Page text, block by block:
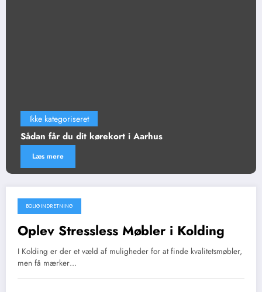
Ikke kategoriseret
Sådan får du dit kørekort i Aarhus
Læs mere
april 30, 2026
BOLIGINDRETNING
Oplev Stressless Møbler i Kolding
I Kolding er der et væld af muligheder for at finde kvalitetsmøbler,
men få mærker…